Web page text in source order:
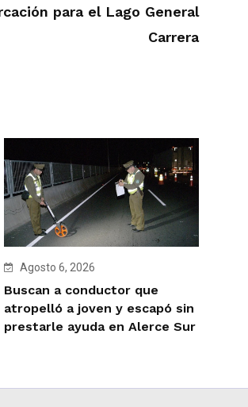
para el Lago General
Carrera
Agosto 6, 2026
Buscan a conductor que
atropelló a joven y escapó sin
prestarle ayuda en Alerce Sur